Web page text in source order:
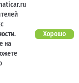
.
на
Хорошо